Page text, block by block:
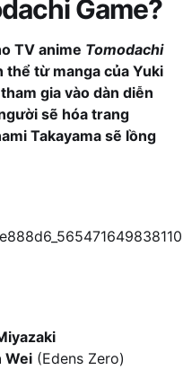
Game?
TV anime Tomodachi
thể từ manga của Yuki
gia vào dàn diễn
sẽ hóa trang
Takayama sẽ lồng
Wei (Edens Zero)